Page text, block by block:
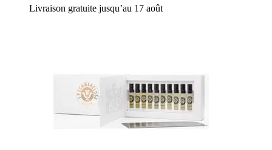
Livraison gratuite jusqu’au 17 août